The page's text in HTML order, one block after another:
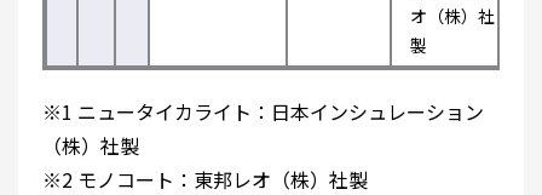
オ（株）社
製
※1 ニュータイカライト：日本インシュレーション
（株）社製
※2 モノコート：東邦レオ（株）社製